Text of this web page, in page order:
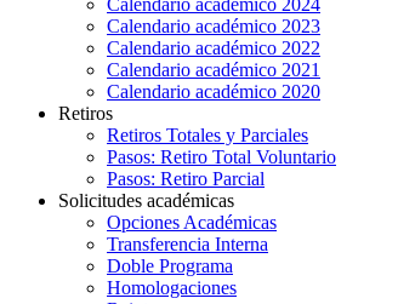
Calendario académico 2024
Calendario académico 2023
Calendario académico 2022
Calendario académico 2021
Calendario académico 2020
Retiros
Retiros Totales y Parciales
Pasos: Retiro Total Voluntario
Pasos: Retiro Parcial
Solicitudes académicas
Opciones Académicas
Transferencia Interna
Doble Programa
Homologaciones